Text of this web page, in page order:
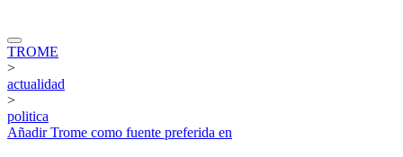
TROME
>
actualidad
>
politica
AñadirTrome como fuente preferida en